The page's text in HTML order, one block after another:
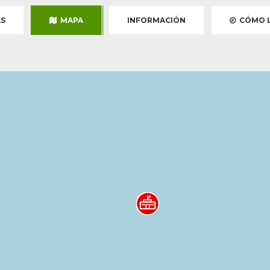
MAPA INFORMACIÓN CÓMO